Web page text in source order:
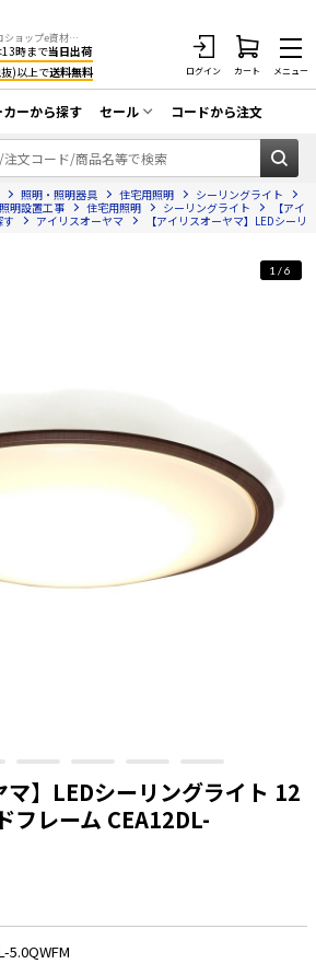
工事資材のプロショップe資材 CATV・アンテナ・防犯・光・LAN・電気・空調工事など
時まで当日出荷
)以上で送料無料 ログイン カート メニュー
用接栓／関連工具
ブースター／CATV
タ・関連資材/機器
調資材
コネクタ・関連資
管付属品・引き込
・アンテナ工事
・FTTH工事
設備工事
け
カーから探す セール
在庫一掃セール
コードから注文
照明・照明器具 住宅用照明 シーリングライト
照明設置工事 住宅用照明 シーリングライト
【アイ
アイリスオーヤマ 【アイリスオーヤマ】LEDシー
マ】LEDシーリングライト 12
フレーム CEA12DL-
1/6
5.0QWFM